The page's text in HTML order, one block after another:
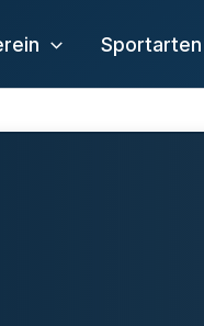
Sportarten